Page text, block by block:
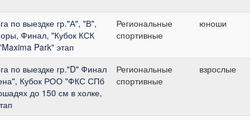
по выездке гр."А", "В",
Финал, "Кубок КСК
Park" этап
Региональные
спортивные
юноши
по выездке гр."D" Финал
Кубок РОО "ФКС СПб
до 150 см в холке,
Региональные
спортивные
взрослые